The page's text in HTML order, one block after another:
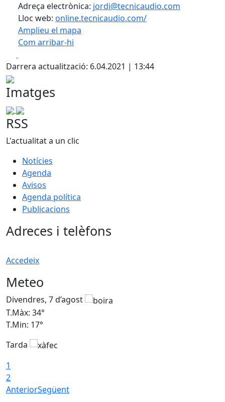
Adreça electrònica: jordi@tecnicaudio.com
Lloc web: online.tecnicaudio.com/
Amplieu el mapa
Com arribar-hi
+
Darrera actualització: 6.04.2021 | 13:44
Imatges
RSS
L'actualitat a un clic
Notícies
Agenda
Avisos
Agenda política
Publicacions
Adreces i telèfons
Accedeix
Meteo
Divendres, 7 d’agost
T.Màx: 34°
T.Min: 17°
Tarda
1
2
AnteriorSegüent